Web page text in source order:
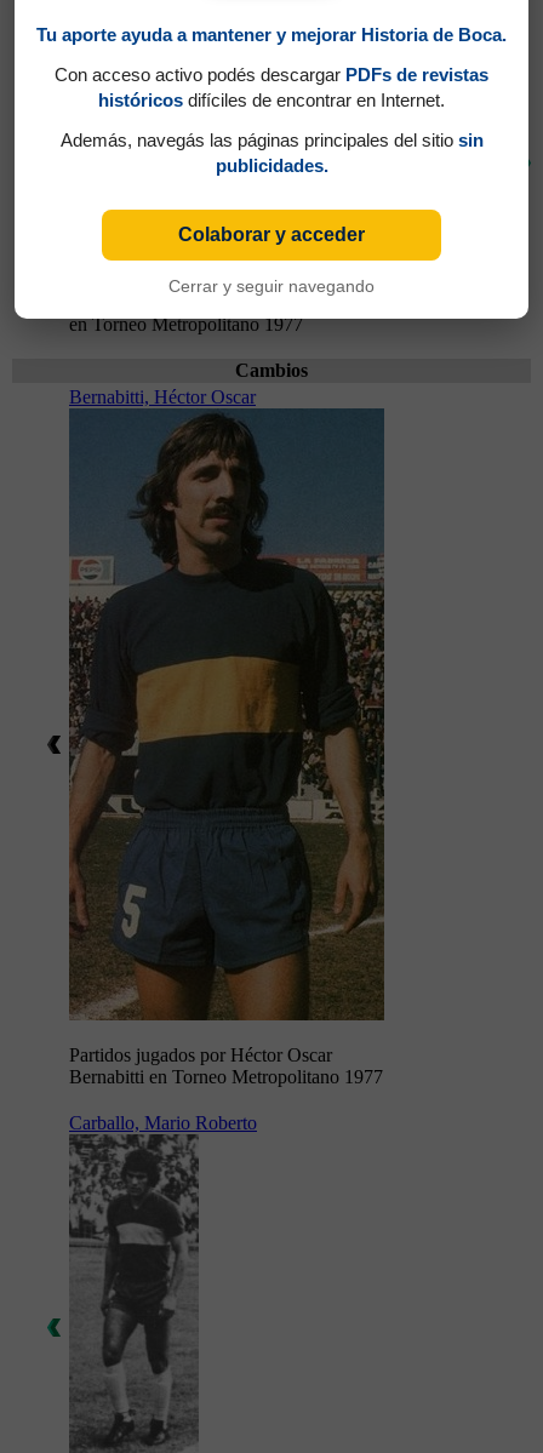
Partidos jugados por Jorge Rodolfo Salas
en Torneo Metropolitano 1977
Cambios
Bernabitti, Héctor Oscar
Partidos jugados por Héctor Oscar
Bernabitti en Torneo Metropolitano 1977
Carballo, Mario Roberto
Tu aporte ayuda a mantener y mejorar Historia de Boca.
Con acceso activo podés descargar PDFs de revistas
históricos difíciles de encontrar en Internet.
Además, navegás las páginas principales del sitio sin
publicidades.
Colaborar y acceder
Cerrar y seguir navegando